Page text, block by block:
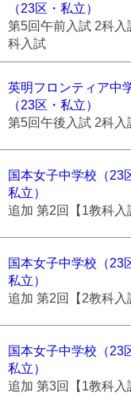
（23区・私立）
第5回午前入試 2科入
科入試
英明フロンティア中
（23区・私立）
第5回午後入試 2科入
国本女子中学校（23
私立）
追加 第2回【1教科入
国本女子中学校（23
私立）
追加 第2回【2教科入
国本女子中学校（23
私立）
追加 第3回【1教科入